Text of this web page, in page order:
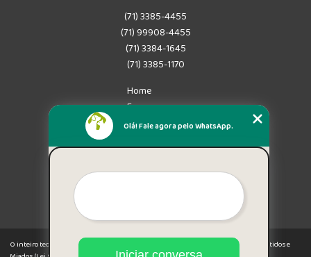
(71) 3385-4455
(71) 99908-4455
(71) 3384-1645
(71) 3385-1170
Home
Empresa
Missão
Mapa do site
O inteiro teor deste site está sujeito à proteção de direitos autorais. Copyright© Latidos e
Olá! Fale agora pelo WhatsApp.